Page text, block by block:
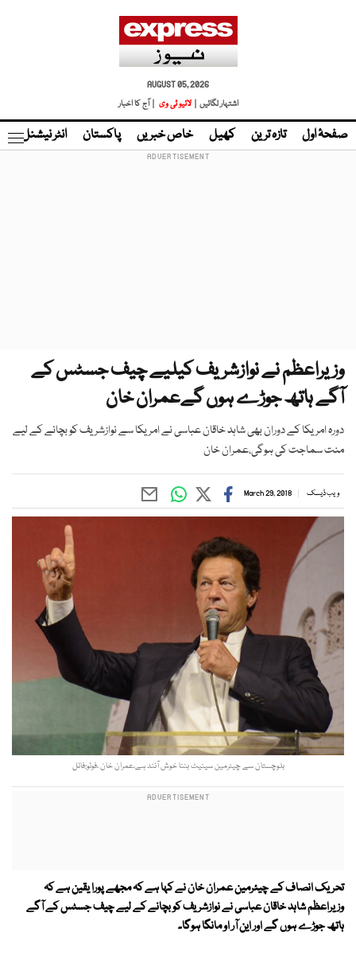
AUGUST 05, 2026
اشتہار لگائیں |
لائیو ٹی وی | آج کا اخبار
صفحۂ اول تازہ ترین کھیل خاص خبریں پاکستان انٹر نیشنل
وزیراعظم نے نوازشریف کیلیے چیف جسٹس کے
آگے ہاتھ جوڑے ہوں گےعمران خان
دورہ امریکا کے دوران بھی شاہد خاقان عباسی نے امریکا سے نوازشریف کو بچانے کے لیے
منت سماجت کی ہوگی،عمران خان
ویب ڈیسک March 29, 2018
بلوچستان سے چیئرمین سینیٹ بننا خوش آئند ہے،عمران خان ،فوٹو:فائل
تحریک انصاف کے چیئرمین عمران خان نے کہا ہے کہ مجھے پورا یقین ہے کہ
وزیراعظم شاہد خاقان عباسی نے نوازشریف کو بچانے کے لیے چیف جسٹس کے آگے
ہاتھ جوڑے ہوں گے اور این آر او مانگا ہوگا۔